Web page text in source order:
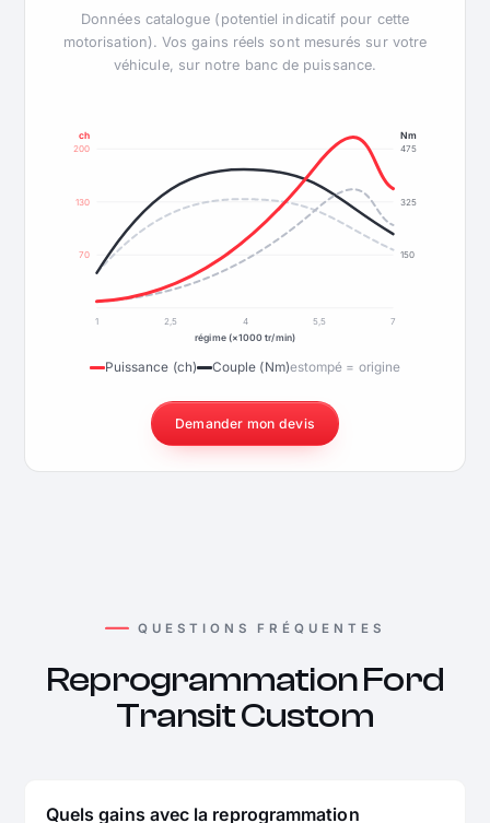
Données catalogue (potentiel indicatif pour cette
motorisation). Vos gains réels sont mesurés sur votre
véhicule, sur notre banc de puissance.
70
130
200
150
325
475
ch Nm
1 2,5 4 5,5
7
régime (×1000 tr/min)
Puissance (ch) Couple (Nm)estompé = origine
Demander mon devis
QUESTIONS FRÉQUENTES
Reprogrammation Ford
Transit Custom
Quels gains avec la reprogrammation